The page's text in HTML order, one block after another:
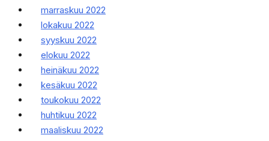
marraskuu 2022
lokakuu 2022
syyskuu 2022
elokuu 2022
heinäkuu 2022
kesäkuu 2022
toukokuu 2022
huhtikuu 2022
maaliskuu 2022